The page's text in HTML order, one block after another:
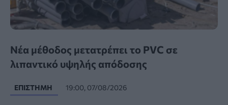
Νέα μέθοδος μετατρέπει το PVC σε
λιπαντικό υψηλής απόδοσης
ΕΠΙΣΤΉΜΗ 19:00, 07/08/2026